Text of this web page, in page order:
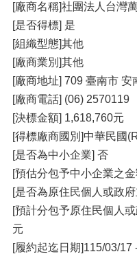
[廠商名稱]社團法人台灣
[是否得標] 是
[組織型態]其他
[廠商業別]其他
[廠商地址] 709 臺南市
[廠商電話] (06) 2570119
[決標金額] 1,618,760元
[得標廠商國別]中華民國
[是否為中小企業] 否
[預估分包予中小企業之
[是否為原住民個人或政
[預計分包予原住民個人
元
[履約起迄日期]115/03/17